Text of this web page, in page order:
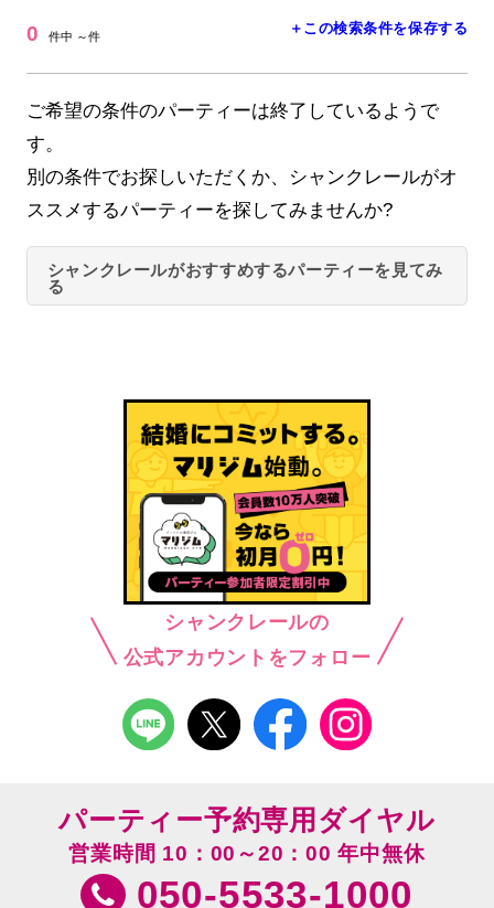
0 件中 ～件 ＋この検索条件を保存する
ご希望の条件のパーティーは終了しているようで
す。
別の条件でお探しいただくか、シャンクレールがオ
ススメするパーティーを探してみませんか?
シャンクレールがおすすめするパーティーを見てみ
る
シャンクレールの
公式アカウントをフォロー
パーティー予約専用ダイヤル
営業時間 10：00～20：00 年中無休
050-5533-1000